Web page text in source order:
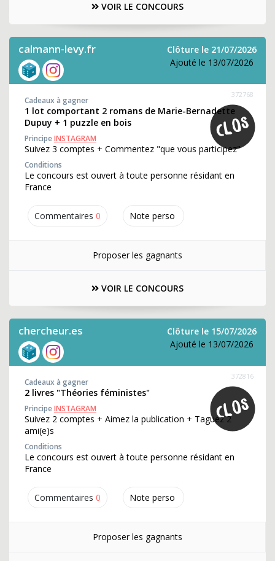
VOIR LE CONCOURS
calmann-levy.fr
Clôture le 21/07/2026
Ajouté le 13/07/2026
Commentaires 0 Note perso
372768
Cadeaux à gagner
1 lot comportant 2 romans de Marie-Bernadette
Dupuy + 1 puzzle en bois
PrincipeINSTAGRAM
Suivez 3 comptes + Commentez "que vous participez"
Conditions
Le concours est ouvert à toute personne résidant en
France
Proposer les gagnants
VOIR LE CONCOURS
chercheur.es
Clôture le 15/07/2026
Ajouté le 13/07/2026
Commentaires 0 Note perso
372816
Cadeaux à gagner
2 livres "Théories féministes"
PrincipeINSTAGRAM
Suivez 2 comptes + Aimez la publication + Taguez 2
ami(e)s
Conditions
Le concours est ouvert à toute personne résidant en
France
Proposer les gagnants